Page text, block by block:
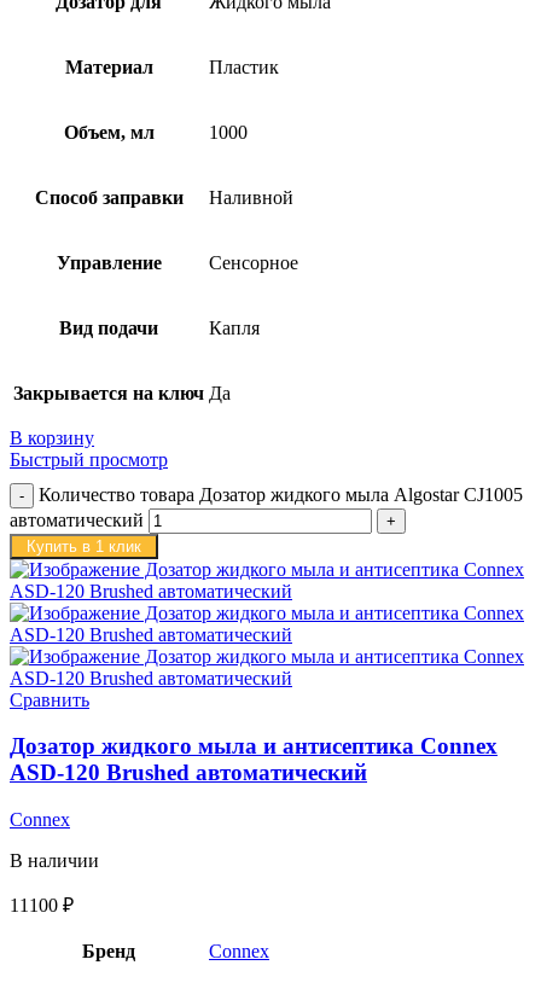
Материал Пластик
Объем, мл 1000
Способ заправки Наливной
Управление Сенсорное
Вид подачи Капля
Закрывается на ключ Да
В корзину
Быстрый просмотр
Количество товара Дозатор жидкого мыла Algostar CJ1005
автоматический
Купить в 1 клик
Сравнить
Дозатор жидкого мыла и антисептика Connex
ASD-120 Brushed автоматический
Connex
В наличии
11100 ₽
Бренд Connex